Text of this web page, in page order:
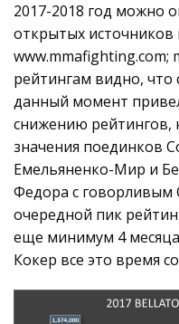
2017-2018 год можно
открытых источников
www.mmafighting.com;
рейтингам видно,
данный момент
снижению рейтингов,
значения поединков
Емельяненко-Мир и
Федора с
очередной пик
еще минимум 4
Кокер все это время